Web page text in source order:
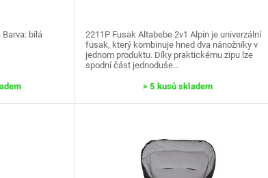
bílá
2211P Fusak Altabebe 2v1 Alpin je univerzální
fusak, který kombinuje hned dva nánožníky v
jednom produktu. Díky praktickému zipu lze
spodní část jednoduše…
> 5 kusů skladem